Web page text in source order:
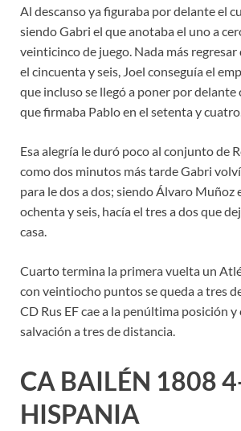
Al descanso ya figuraba por delante el
siendo Gabri el que anotaba el uno a
veinticinco de juego. Nada más regresar
el cincuenta y seis, Joel conseguía el
que incluso se llegó a poner por delante
que firmaba Pablo en el setenta y
Esa alegría le duró poco al conjunto de
como dos minutos más tarde Gabri
para le dos a dos; siendo Álvaro Muñoz
ochenta y seis, hacía el tres a dos que
casa.
Cuarto termina la primera vuelta un
con veintiocho puntos se queda a tres
CD Rus EF cae a la penúltima posición
salvación a tres de distancia.
CA BAILÉN 1808
HISPANIA